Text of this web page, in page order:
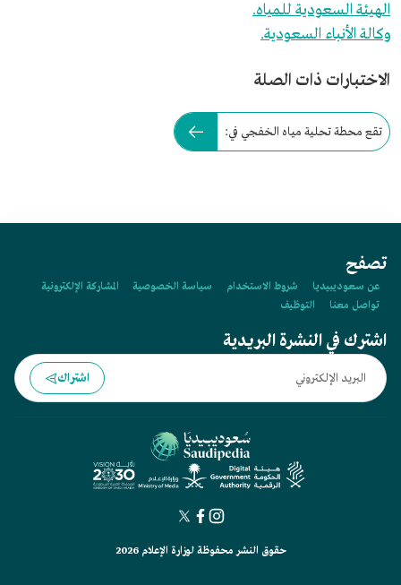
الهيئة السعودية للمياه.
وكالة الأنباء السعودية.
الاختبارات ذات الصلة
تقع محطة تحلية مياه الخفجي في:
تصفح
عن سعوديبيديا شروط الاستخدام سياسة الخصوصية
المشاركة الإلكترونية
تواصل معنا
التوظيف
اشترك في النشرة البريدية
اشتراك
حقوق النشر محفوظة لوزارة الإعلام 2026